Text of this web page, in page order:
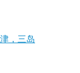
，三岛